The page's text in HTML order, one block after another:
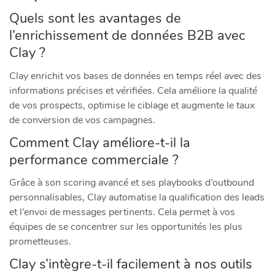
Quels sont les avantages de
l’enrichissement de données B2B avec
Clay ?
Clay enrichit vos bases de données en temps réel avec des
informations précises et vérifiées. Cela améliore la qualité
de vos prospects, optimise le ciblage et augmente le taux
de conversion de vos campagnes.
Comment Clay améliore-t-il la
performance commerciale ?
Grâce à son scoring avancé et ses playbooks d’outbound
personnalisables, Clay automatise la qualification des leads
et l’envoi de messages pertinents. Cela permet à vos
équipes de se concentrer sur les opportunités les plus
prometteuses.
Clay s’intègre-t-il facilement à nos outils